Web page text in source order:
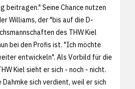
beitragen." Seine Chance nutzen
Williams, der "bis auf die D-
des THW Kiel
bei den Profis ist. "Ich möchte
entwickeln". Als Vorbild für die
Kiel sieht er sich - noch - nicht.
Dahmke sich verdient, weil er sich